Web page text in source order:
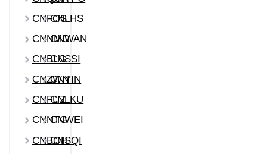
CNFOSCNLHS
CNNMG
CNWAN
CNBLG
CNSSI
CNZWN
CNYIN
CNFUZCNLKU
CNNTG
CNWEI
CNBOH
CNSQI